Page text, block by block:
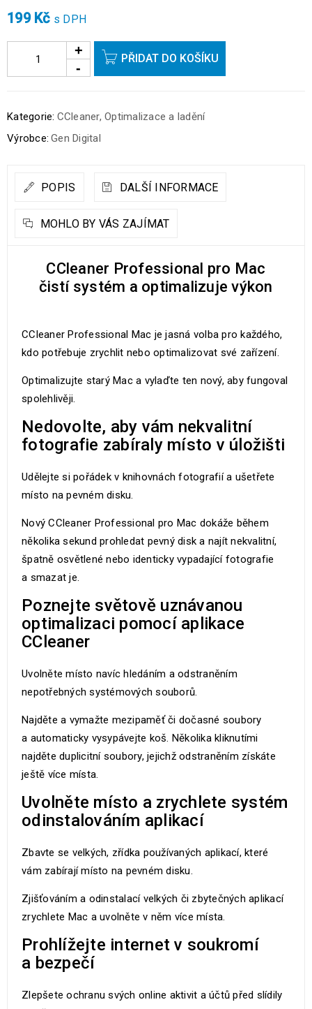
199 Kč s DPH
PŘIDAT DO KOŠÍKU
Kategorie: CCleaner, Optimalizace a ladění
Výrobce: Gen Digital
POPIS DALŠÍ INFORMACE
MOHLO BY VÁS ZAJÍMAT
CCleaner Professional pro Mac
čistí systém a optimalizuje výkon
CCleaner Professional Mac je jasná volba pro každého,
kdo potřebuje zrychlit nebo optimalizovat své zařízení.
Optimalizujte starý Mac a vylaďte ten nový, aby fungoval
spolehlivěji.
Nedovolte, aby vám nekvalitní
fotografie zabíraly místo v úložišti
Udělejte si pořádek v knihovnách fotografií a ušetřete
místo na pevném disku.
Nový CCleaner Professional pro Mac dokáže během
několika sekund prohledat pevný disk a najít nekvalitní,
špatně osvětlené nebo identicky vypadající fotografie
a smazat je.
Poznejte světově uznávanou
optimalizaci pomocí aplikace
CCleaner
Uvolněte místo navíc hledáním a odstraněním
nepotřebných systémových souborů.
Najděte a vymažte mezipaměť či dočasné soubory
a automaticky vysypávejte koš. Několika kliknutími
najděte duplicitní soubory, jejichž odstraněním získáte
ještě více místa.
Uvolněte místo a zrychlete systém
odinstalováním aplikací
Zbavte se velkých, zřídka používaných aplikací, které
vám zabírají místo na pevném disku.
Zjišťováním a odinstalací velkých či zbytečných aplikací
zrychlete Mac a uvolněte v něm více místa.
Prohlížejte internet v soukromí
a bezpečí
Zlepšete ochranu svých online aktivit a účtů před slídily